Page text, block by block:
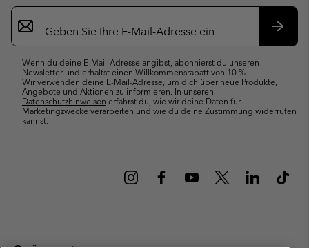
Newsletter-
Anmeldung
Wenn du deine E-Mail-Adresse angibst, abonnierst du unseren
Newsletter und erhältst einen Willkommensrabatt von 10 %.
Wir verwenden deine E-Mail-Adresse, um dich über neue Produkte,
Angebote und Aktionen zu informieren. In unseren
Datenschutzhinweisen erfährst du, wie wir deine Daten für
Marketingzwecke verarbeiten und wie du deine Zustimmung widerrufen
kannst.